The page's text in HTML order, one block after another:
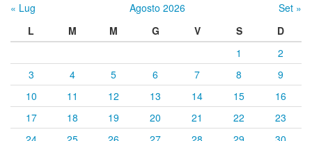
« Lug Agosto 2026
Set »
L
M M G V S
D
1
2
3
4 5 6 7 8
9
10
11 12 13 14 15
16
17
18 19 20 21 22
23